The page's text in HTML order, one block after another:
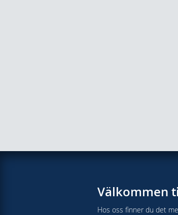
Välkommen
Hos oss finner du det